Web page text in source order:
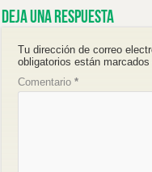
Deja una respuesta
Tu dirección de correo
obligatorios están
Comentario*